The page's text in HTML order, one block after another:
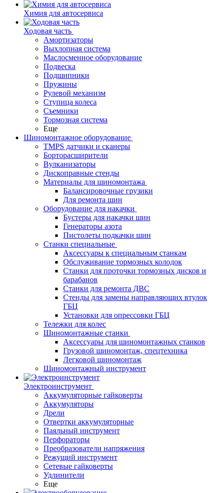
Химия для автосервиса
Ходовая часть
Амортизаторы
Выхлопная система
Маслосменное оборудование
Подвеска
Подшипники
Пружины
Рулевой механизм
Ступица колеса
Съемники
Тормозная система
Еще
Шиномонтажное оборудование
TMPS датчики и сканеры
Борторасширители
Вулканизаторы
Дископравные стенды
Материалы для шиномонтажа
Балансировочные грузики
Для ремонта шин
Оборудование для накачки
Бустеры для накачки шин
Генераторы азота
Пистолеты подкачки шин
Станки специальные
Аксессуары к специальным станкам
Обслуживание тормозных колодок
Станки для проточки тормозных дисков и
барабанов
Станки для ремонта ДВС
Стенды для замены направляющих втулок
ГБЦ
Установки для опрессовки ГБЦ
Тележки для колес
Шиномонтажные станки
Аксессуары для шиномонтажных станков
Грузовой шиномонтаж, спецтехника
Легковой шиномонтаж
Шиномонтажный инструмент
Электроинструмент
Аккумуляторные гайковерты
Аккумуляторы
Дрели
Отвертки аккумуляторные
Паяльный инструмент
Перфораторы
Преобразователи напряжения
Режущий инструмент
Сетевые гайковерты
Удлинители
Еще